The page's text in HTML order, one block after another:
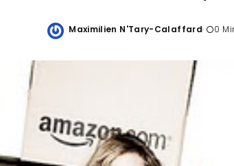
Posted
Maximilien N'Tary-Calaffard 0